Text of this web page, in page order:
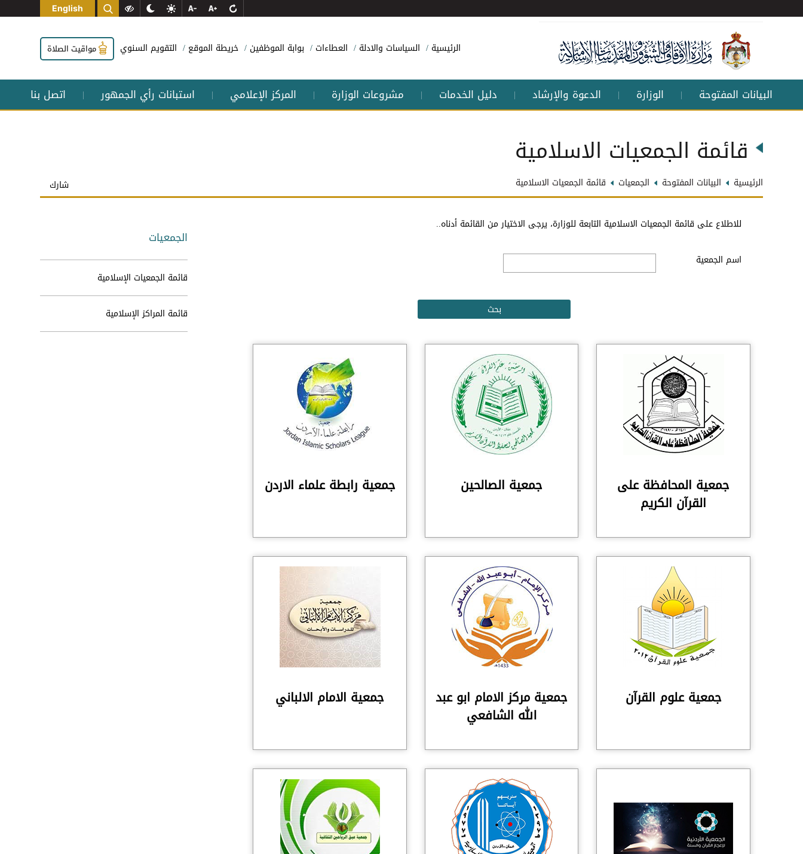
English
الرئيسية السياسات والادلة العطاءات بوابة الموظفين خريطة الموقع التقويم السنوي مواقيت الصلاة
البيانات المفتوحة | الوزارة | الدعوة والإرشاد | دليل الخدمات | مشروعات الوزارة | المركز الإعلامي | استبانات رأي الجمهور | اتصل بنا
قائمة الجمعيات الاسلامية
الرئيسية البيانات المفتوحة الجمعيات قائمة الجمعيات الاسلامية شارك
للاطلاع على قائمة الجمعيات الاسلامية التابعة للوزارة، يرجى الاختيار من القائمة أدناه..
اسم الجمعية
جمعية المحافظة على
القرآن الكريم
جمعية الصالحين جمعية رابطة علماء الاردن
جمعية علوم القرآن جمعية مركز الامام ابو عبد
الله الشافعي
جمعية الامام الالباني
الجمعيات
قائمة الجمعيات الإسلامية
قائمة المراكز الإسلامية